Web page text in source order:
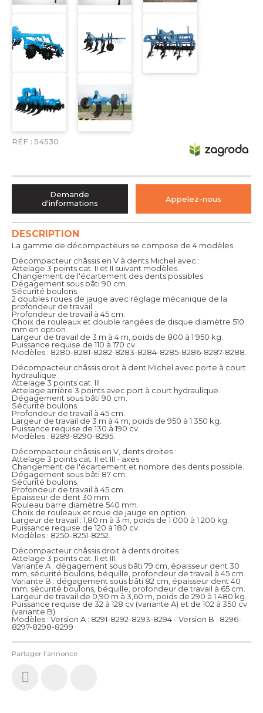
RÉF : 54530
Partager l'annonce
DESCRIPTION
La gamme de décompacteurs se compose de 4 modèles.
Décompacteur châssis en V à dents Michel avec :
Attelage 3 points cat. II et II suivant modèles.
Changement de l'écartement des dents possibles
Dégagement sous bâti 90 cm.
Sécurité boulons.
2 doubles roues de jauge avec réglage mécanique de la
profondeur de travail.
Profondeur de travail à 45 cm.
Choix de rouleaux et double rangées de disque diamètre 510
mm en option.
Largeur de travail de 3 m à 4 m, poids de 800 à 1 950 kg.
Puissance requise de 110 à 170 cv.
Modèles : 8280-8281-8282-8283-8284-8285-8286-8287-8288.
Décompacteur châssis droit à dent Michel avec porte à court
hydraulique :
Attelage 3 points cat. III
Attelage arrière 3 points avec port à court hydraulique.
Dégagement sous bâti 90 cm.
Sécurité boulons.
Profondeur de travail à 45 cm.
Largeur de travail de 3 m à 4 m, poids de 950 à 1 350 kg.
Puissance requise de 130 à 190 cv.
Modèles : 8289-8290-8295.
Décompacteur châssis en V, dents droites :
Attelage 3 points cat. II et III - axes
Changement de l'écartement et nombre des dents possible.
Dégagement sous bâti 87 cm.
Sécurité boulons.
Profondeur de travail à 45 cm.
Épaisseur de dent 30 mm.
Rouleau barre diamètre 540 mm.
Choix de rouleaux et roue de jauge en option.
Largeur de travail : 1,80 m à 3 m, poids de 1 000 à 1 200 kg.
Puissance requise de 120 à 180 cv.
Modèles : 8250-8251-8252.
Décompacteur châssis droit à dents droites :
Attelage 3 points cat. II et III.
Variante A : dégagement sous bâti 79 cm, épaisseur dent 30
mm, sécurité boulons, béquille, profondeur de travail à 45 cm.
Variante B : dégagement sous bâti 82 cm, épaisseur dent 40
mm, sécurité boulons, béquille, profondeur de travail à 65 cm.
Largeur de travail de 0,90 m à 3,60 m, poids de 290 à 1 480 kg.
Puissance requise de 32 à 128 cv (variante A) et de 102 à 350 cv
(variante B).
Modèles : Version A : 8291-8292-8293-8294 - Version B : 8296-
8297-8298-8299
Demande
d'informations
Appelez-nous